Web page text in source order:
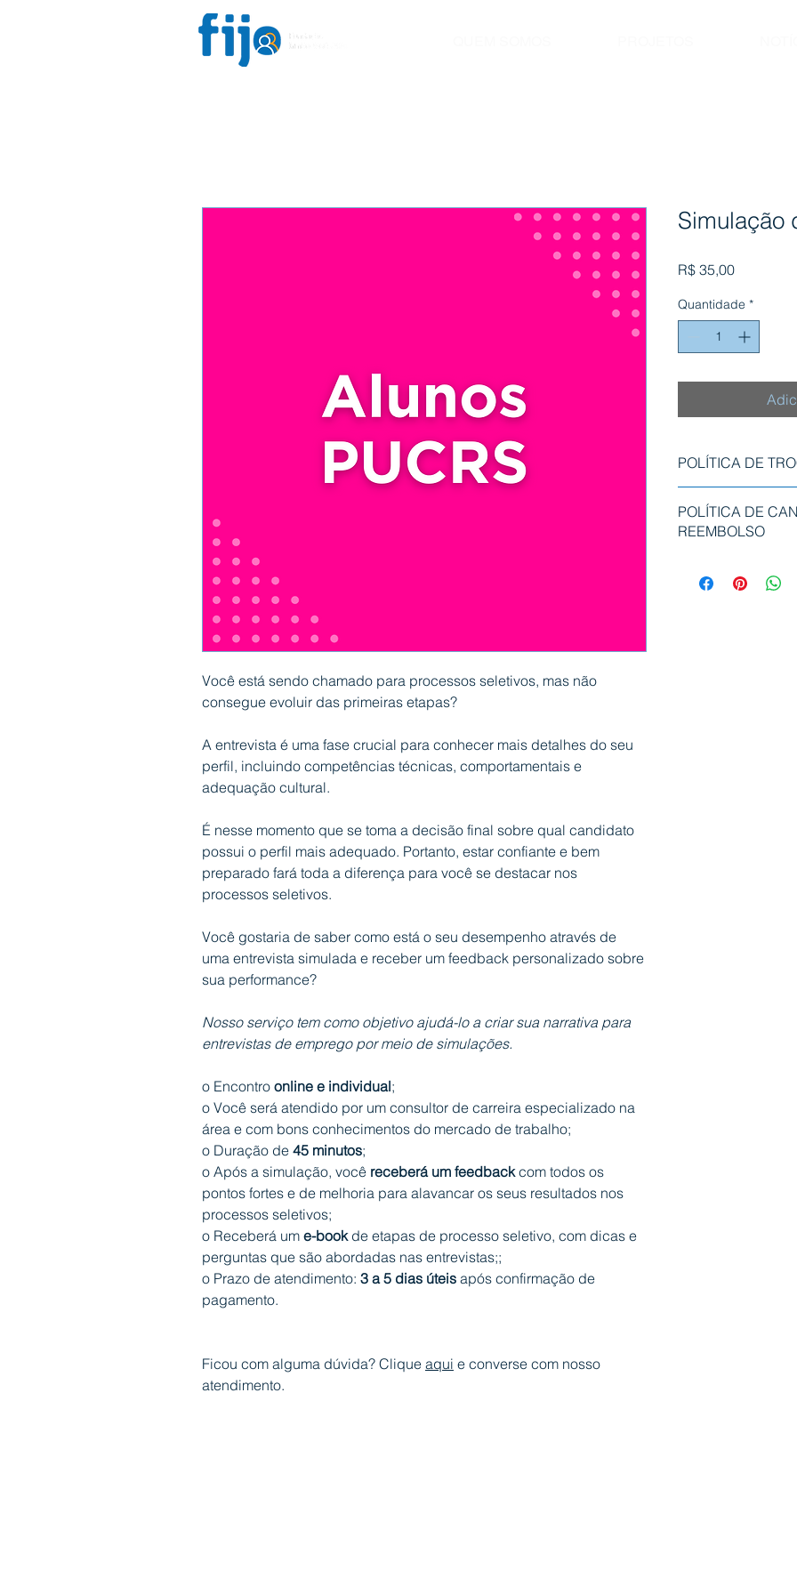
Você está sendo chamado para processos seletivos, mas não
consegue evoluir das primeiras etapas?
A entrevista é uma fase crucial para conhecer mais detalhes do seu
perfil, incluindo competências técnicas, comportamentais e
adequação cultural.
É nesse momento que se toma a decisão final sobre qual candidato
possui o perfil mais adequado. Portanto, estar confiante e bem
preparado fará toda a diferença para você se destacar nos
processos seletivos.
Você gostaria de saber como está o seu desempenho através de
uma entrevista simulada e receber um feedback personalizado sobre
sua performance?
Nosso serviço tem como objetivo ajudá-lo a criar sua narrativa para
entrevistas de emprego por meio de simulações.
o Encontro online e individual;
o Você será atendido por um consultor de carreira especializado na
área e com bons conhecimentos do mercado de trabalho;
o Duração de 45 minutos;
o Após a simulação, você receberá um feedbackcom todos os
pontos fortes e de melhoria para alavancar os seus resultados nos
processos seletivos;
o Receberá um e-bookde etapas de processo seletivo, com dicas e
perguntas que são abordadas nas entrevistas;;
o Prazo de atendimento: 3 a 5 dias úteis após confirmação de
pagamento.
Ficou com alguma dúvida? Clique aqui e converse com nosso
atendimento.
Simulação
R$ 35,00Preço
Quantidade *
POLÍTICA DE
serviço disponível
realização do
POLÍTICA DE
REEMBOLSO
corridos a partir da